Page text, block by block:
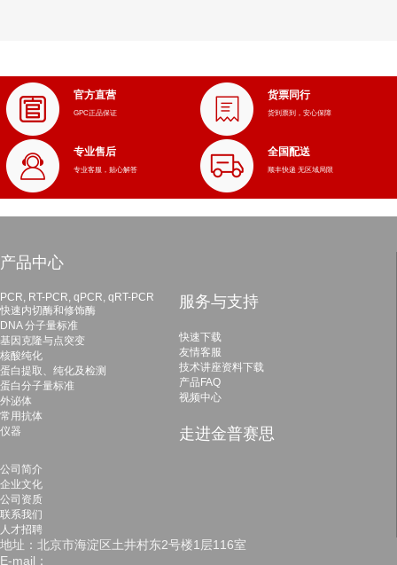
官方直营
GPC正品保证
货票同行
货到票到，安心保障
专业售后
专业客服，贴心解答
全国配送
顺丰快递 无区域局限
产品中心
PCR, RT-PCR, qPCR, qRT-PCR
快速内切酶和修饰酶
DNA 分子量标准
基因克隆与点突变
核酸纯化
蛋白提取、纯化及检测
蛋白分子量标准
外泌体
常用抗体
仪器
服务与支持
快速下载
友情客服
技术讲座资料下载
产品FAQ
视频中心
走进金普赛思
公司简介
企业文化
公司资质
联系我们
人才招聘
地址：北京市海淀区土井村东2号楼1层116室
E-mail：